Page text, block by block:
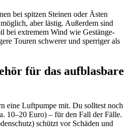
bei spitzen Steinen oder Ästen
aber lästig. Außerdem sind
bei extremem Wind wie Gestänge-
Touren schwerer und sperriger als
für das aufblasbare
eine Luftpumpe mit. Du solltest noch
10–20 Euro) – für den Fall der Fälle.
schützt vor Schäden und